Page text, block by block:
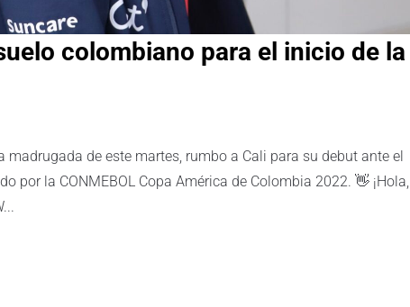
colombiano para el inicio de la
de este martes, rumbo a Cali para su debut ante el
por la CONMEBOL Copa América de Colombia 2022. 👋 ¡Hola,